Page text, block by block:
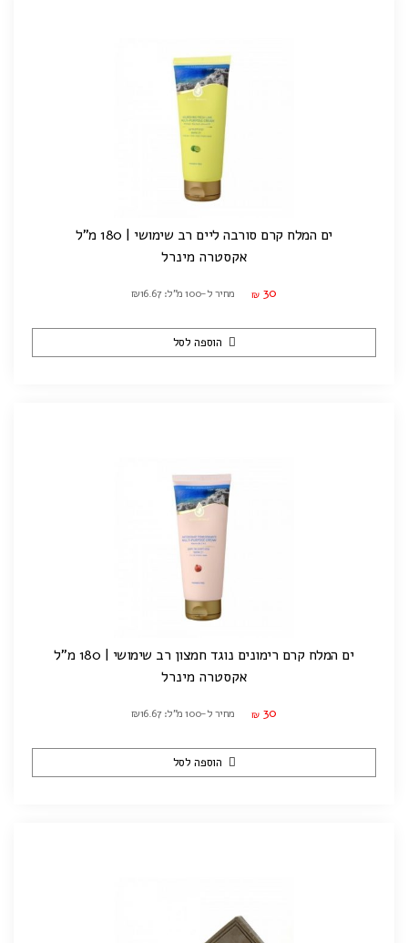
ים המלח קרם סורבה ליים רב שימושי | 180 מ"ל
אקסטרה מינרל
₪ 30 מחיר ל-100 מ"ל: ₪16.67
הוספה לסל
ים המלח קרם רימונים נוגד חמצון רב שימושי | 180 מ"ל
אקסטרה מינרל
₪ 30 מחיר ל-100 מ"ל: ₪16.67
הוספה לסל